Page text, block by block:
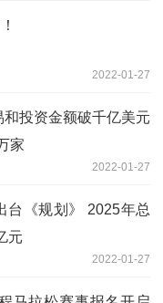
2022-01-27
投资金额破千亿美元
家
2022-01-27
台《规划》 2025年总
元
2022-01-27